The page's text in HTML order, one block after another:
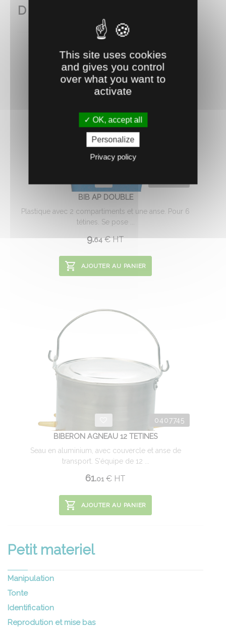
DE LA GAMME
BIB AP DOUBLE
Plastique avec 2 compartiments et une anse. Pour 6
tétines. Se pose ...
9.64 €HT
AJOUTER AU PANIER
0407745
BIBERON AGNEAU 12 TETINES
Seau en aluminium, avec couvercle et anse de
transport. S'équipe de 12 ...
61.01 € HT
AJOUTER AU PANIER
Petit materiel
Manipulation
Tonte
Identification
Reprodution et mise bas
This site uses cookies
and gives you control
over what you want to
activate
OK, accept all
Personalize
Privacy policy